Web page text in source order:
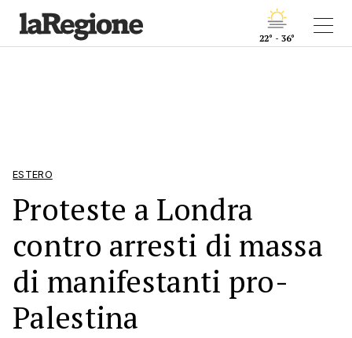
22° - 36°
ESTERO
Proteste a Londra
contro arresti di massa
di manifestanti pro-
Palestina